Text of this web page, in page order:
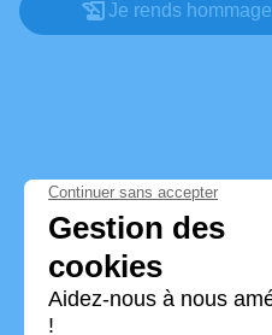
Je rends hommage